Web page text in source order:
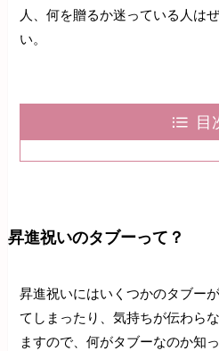
人、何を贈るか迷っている人は
い。
目
昇進祝いのタブーって？
昇進祝いにはいくつかのタブー
てしまったり、気持ちが伝わら
ますので、何がタブーなのか知